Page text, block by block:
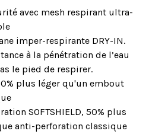
avec mesh respirant ultra-
imper-respirante DRY-IN.
à la pénétration de l’eau
le pied de respirer.
plus léger qu'un embout
SOFTSHIELD, 50% plus
anti-perforation classique